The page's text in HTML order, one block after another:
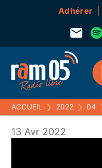
Adhérer
ACCUEIL ❯ 2022 ❯ 04
13 Avr 2022